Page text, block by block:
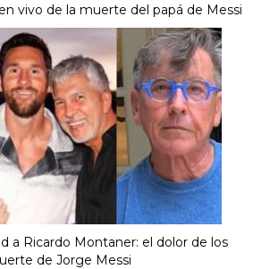
vivo de la muerte del papá de Messi
a Ricardo Montaner: el dolor de los
de Jorge Messi